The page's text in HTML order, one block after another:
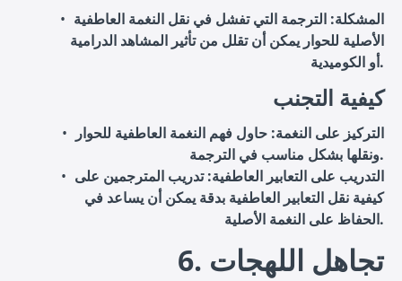
المشكلة: الترجمة التي تفشل في نقل النغمة العاطفية
الأصلية للحوار يمكن أن تقلل من تأثير المشاهد الدرامية
أو الكوميدية.
كيفية التجنب
التركيز على النغمة: حاول فهم النغمة العاطفية للحوار
ونقلها بشكل مناسب في الترجمة.
التدريب على التعابير العاطفية: تدريب المترجمين على
كيفية نقل التعابير العاطفية بدقة يمكن أن يساعد في
الحفاظ على النغمة الأصلية.
6. تجاهل اللهجات